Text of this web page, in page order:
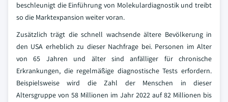
beschleunigt die Einführung von Molekulardiagnostik und treibt
so die Marktexpansion weiter voran.
Zusätzlich trägt die schnell wachsende ältere Bevölkerung in
den USA erheblich zu dieser Nachfrage bei. Personen im Alter
von 65 Jahren und älter sind anfälliger für chronische
Erkrankungen, die regelmäßige diagnostische Tests erfordern.
Beispielsweise wird die Zahl der Menschen in dieser
Altersgruppe von 58 Millionen im Jahr 2022 auf 82 Millionen bis